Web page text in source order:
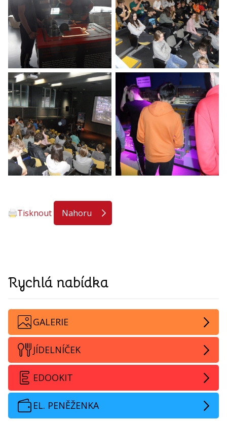
Tisknout Nahoru
Rychlá nabídka
GALERIE
JÍDELNÍČEK
EDOOKIT
EL. PENĚŽENKA